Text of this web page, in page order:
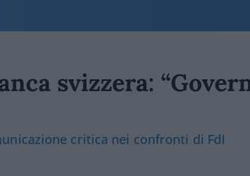
svizzera:
critica nei confronti di FdI